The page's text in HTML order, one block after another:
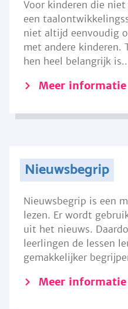
Voor kinderen die
een
niet altijd eenvoudig
met andere kinderen.
hen heel belangrijk
Meer informatie
Nieuwsbegrip
Nieuwsbegrip is een
lezen. Er wordt
uit het nieuws.
leerlingen de lessen
gemakkelijker
Meer informatie